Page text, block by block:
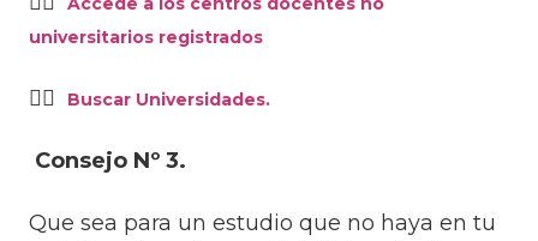
universitarios registrados
👉🏼 Buscar Universidades.
Consejo Nº 3.
Que sea para un estudio que no haya en tu